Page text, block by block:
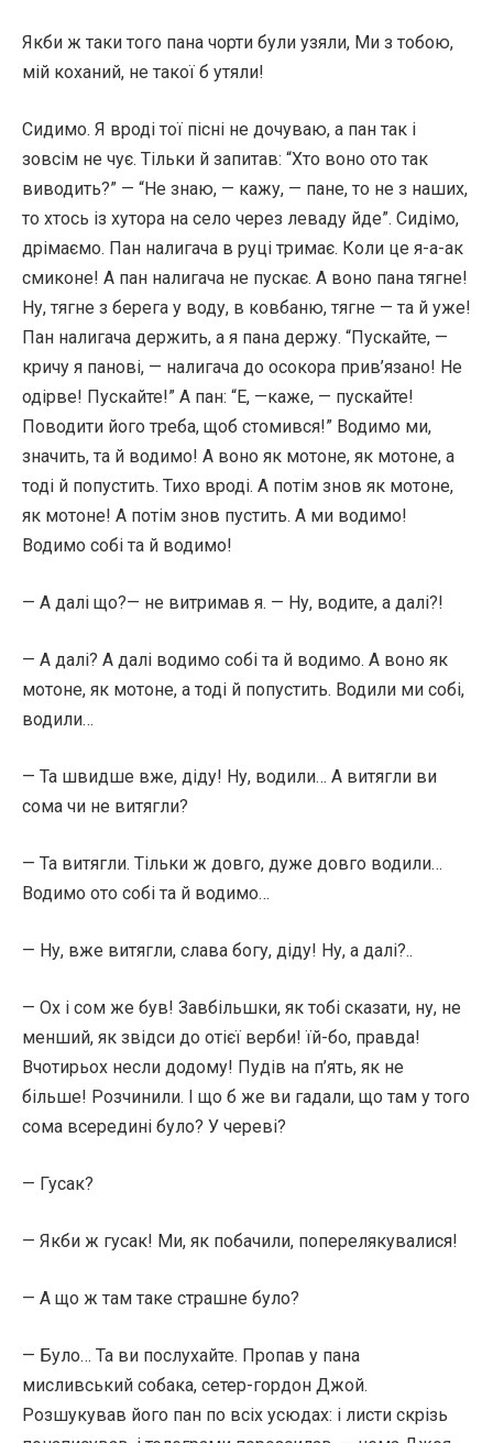
Якби ж таки того пана чорти були узяли, Ми з тобою,
мій коханий, не такої б утяли!
Сидимо. Я вроді тої пісні не дочуваю, а пан так і
зовсім не чує. Тільки й запитав: “Хто воно ото так
виводить?” — “Не знаю, — кажу, — пане, то не з наших,
то хтось із хутора на село через леваду йде”. Сидімо,
дрімаємо. Пан налигача в руці тримає. Коли це я-а-ак
смиконе! А пан налигача не пускає. А воно пана тягне!
Ну, тягне з берега у воду, в ковбаню, тягне — та й уже!
Пан налигача держить, а я пана держу. “Пускайте, —
кричу я панові, — налигача до осокора прив’язано! Не
одірве! Пускайте!” А пан: “Е, —каже, — пускайте!
Поводити його треба, щоб стомився!” Водимо ми,
значить, та й водимо! А воно як мотоне, як мотоне, а
тоді й попустить. Тихо вроді. А потім знов як мотоне,
як мотоне! А потім знов пустить. А ми водимо!
Водимо собі та й водимо!
— А далі що?— не витримав я. — Ну, водите, а далі?!
— А далі? А далі водимо собі та й водимо. А воно як
мотоне, як мотоне, а тоді й попустить. Водили ми собі,
водили…
— Та швидше вже, діду! Ну, водили… А витягли ви
сома чи не витягли?
— Та витягли. Тільки ж довго, дуже довго водили…
Водимо ото собі та й водимо…
— Ну, вже витягли, слава богу, діду! Ну, а далі?..
— Ох і сом же був! Завбільшки, як тобі сказати, ну, не
менший, як звідси до отієї верби! їй-бо, правда!
Вчотирьох несли додому! Пудів на п’ять, як не
більше! Розчинили. І що б же ви гадали, що там у того
сома всередині було? У череві?
— Гусак?
— Якби ж гусак! Ми, як побачили, поперелякувалися!
— А що ж там таке страшне було?
— Було… Та ви послухайте. Пропав у пана
мисливський собака, сетер-гордон Джой.
Розшукував його пан по всіх усюдах: і листи скрізь